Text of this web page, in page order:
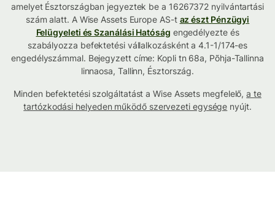
amelyet Észtországban jegyeztek be a 16267372 nyilvántartási
szám alatt. A Wise Assets Europe AS-t az észt Pénzügyi
Felügyeleti és Szanálási Hatóság engedélyezte és
szabályozza befektetési vállalkozásként a 4.1-1/174-es
engedélyszámmal. Bejegyzett címe: Kopli tn 68a, Põhja-Tallinna
linnaosa, Tallinn, Észtország.
Minden befektetési szolgáltatást a Wise Assets megfelelő,a te
tartózkodási helyeden működő szervezeti egysége nyújt.